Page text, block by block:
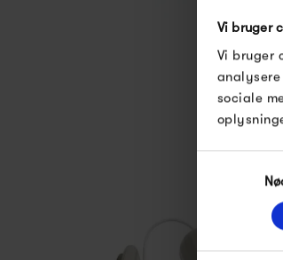
Vi bruger
Vi bruger
sociale